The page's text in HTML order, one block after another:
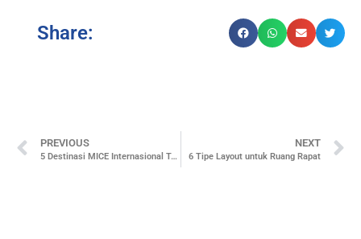
Share:
PREVIOUS
5 Destinasi MICE Internasional Terbaik di Indonesia
NEXT
6 Tipe Layout untuk Ruang Rapat